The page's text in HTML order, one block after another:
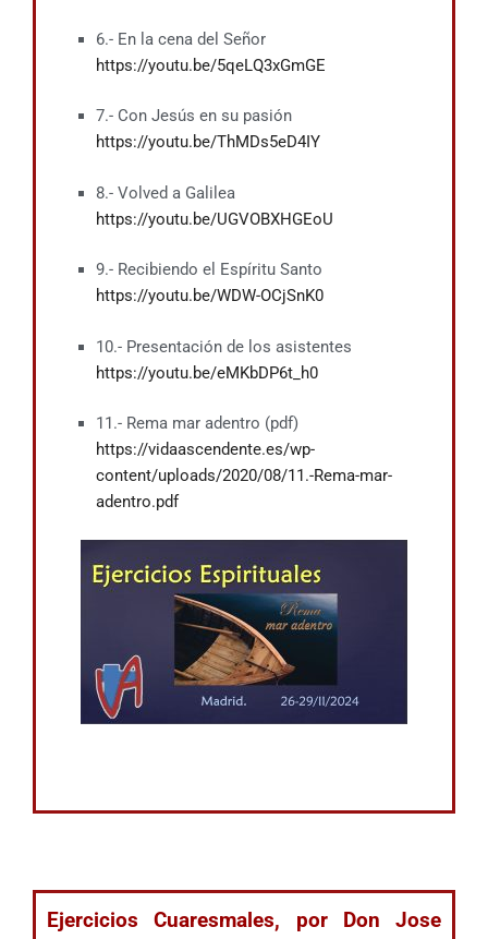
6.- En la cena del Señor
https://youtu.be/5qeLQ3xGmGE
7.- Con Jesús en su pasión
https://youtu.be/ThMDs5eD4IY
8.- Volved a Galilea
https://youtu.be/UGVOBXHGEoU
9.- Recibiendo el Espíritu Santo
https://youtu.be/WDW-OCjSnK0
10.- Presentación de los asistentes
https://youtu.be/eMKbDP6t_h0
11.- Rema mar adentro (pdf)
https://vidaascendente.es/wp-
content/uploads/2020/08/11.-Rema-mar-
adentro.pdf
Ejercicios Cuaresmales, por Don Jose